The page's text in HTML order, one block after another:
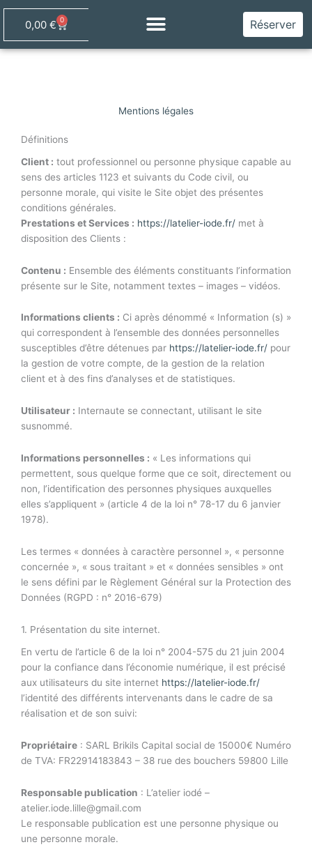
Aller
0,00 € 0
Panier Réserver
Mentions légales
Définitions
Client : tout professionnel ou personne physique capable au
sens des articles 1123 et suivants du Code civil, ou
personne morale, qui visite le Site objet des présentes
conditions générales.
Prestations et Services : https://latelier-iode.fr/ met à
disposition des Clients :
Contenu : Ensemble des éléments constituants l’information
présente sur le Site, notamment textes – images – vidéos.
Informations clients : Ci après dénommé « Information (s) »
qui correspondent à l’ensemble des données personnelles
susceptibles d’être détenues par https://latelier-iode.fr/ pour
la gestion de votre compte, de la gestion de la relation
client et à des fins d’analyses et de statistiques.
Utilisateur : Internaute se connectant, utilisant le site
susnommé.
Informations personnelles : « Les informations qui
permettent, sous quelque forme que ce soit, directement ou
non, l’identification des personnes physiques auxquelles
elles s’appliquent » (article 4 de la loi n° 78-17 du 6 janvier
1978).
Les termes « données à caractère personnel », « personne
concernée », « sous traitant » et « données sensibles » ont
le sens défini par le Règlement Général sur la Protection des
Données (RGPD : n° 2016-679)
1. Présentation du site internet.
En vertu de l’article 6 de la loi n° 2004-575 du 21 juin 2004
pour la confiance dans l’économie numérique, il est précisé
aux utilisateurs du site internet https://latelier-iode.fr/
l’identité des différents intervenants dans le cadre de sa
réalisation et de son suivi:
Propriétaire : SARL Brikils Capital social de 15000€ Numéro
de TVA: FR22914183843 – 38 rue des bouchers 59800 Lille
Responsable publication : L’atelier iodé –
atelier.iode.lille@gmail.com
Le responsable publication est une personne physique ou
une personne morale.